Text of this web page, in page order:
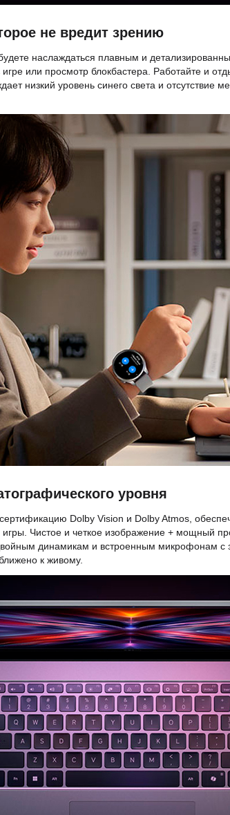
не вредит зрению
наслаждаться плавным и
или просмотр блокбастера. Работайте и
низкий уровень синего света и отсутствие
уровня
Dolby Vision и Dolby Atmos,
Чистое и четкое изображение + мощный
динамикам и встроенным микрофонам
к живому.